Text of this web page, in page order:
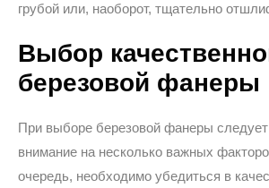
грубой или, наоборот, тщательно
Выбор
березовой фанеры
При выборе березовой фанеры
внимание на несколько важных
очередь, необходимо убедиться в